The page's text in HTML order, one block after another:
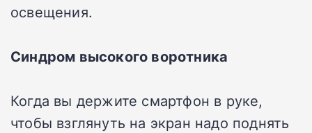
освещения.
Синдром высокого воротника
Когда вы держите смартфон в руке,
чтобы взглянуть на экран надо поднять